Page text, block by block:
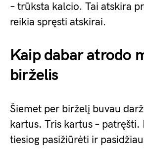
– trūksta kalcio. Tai atskira
reikia spręsti atskirai.
Kaip dabar atrodo
birželis
Šiemet per birželį buvau
kartus. Tris kartus – patręšti.
tiesiog pasižiūrėti ir